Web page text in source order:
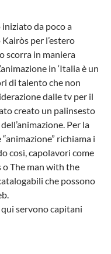
da poco a
per l’estero
scorra in maniera
in ‘Italia è un
di talento che non
dalle tv per il
creato un palinsesto
Per la
richiama i
così, capolavori come
The man with the
che possono
qui servono capitani